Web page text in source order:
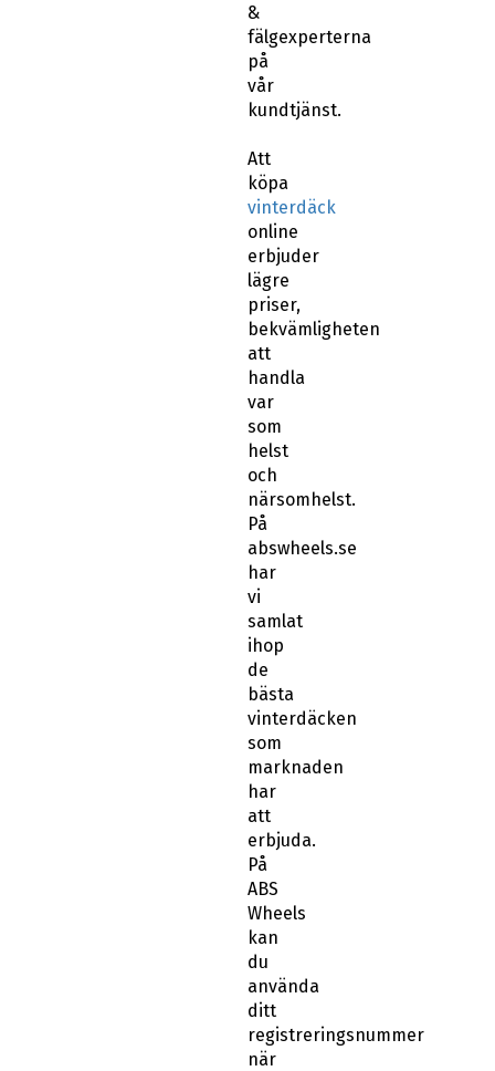
&
fälgexperterna
på
vår
kundtjänst.
Att
köpa
vinterdäck
online
erbjuder
lägre
priser,
bekvämligheten
att
handla
var
som
helst
och
närsomhelst.
På
abswheels.se
har
vi
samlat
ihop
de
bästa
vinterdäcken
som
marknaden
har
att
erbjuda.
På
ABS
Wheels
kan
du
använda
ditt
registreringsnummer
när